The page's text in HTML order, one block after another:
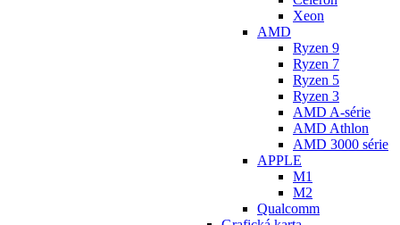
Xeon
AMD
Ryzen 9
Ryzen 7
Ryzen 5
Ryzen 3
AMD A-série
AMD Athlon
AMD 3000 série
APPLE
M1
M2
Qualcomm